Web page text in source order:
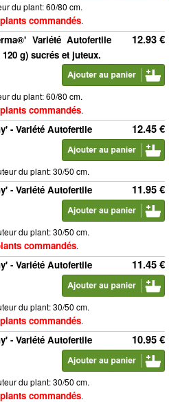
du plant: 60/80 cm.
commandés.
12.93 €
Variété Autofertile
g) sucrés et juteux.
du plant: 60/80 cm.
commandés.
12.45 €
- Variété Autofertile
du plant: 30/50 cm.
11.95 €
- Variété Autofertile
du plant: 30/50 cm.
commandés.
11.45 €
- Variété Autofertile
du plant: 30/50 cm.
commandés.
10.95 €
- Variété Autofertile
du plant: 30/50 cm.
commandés.